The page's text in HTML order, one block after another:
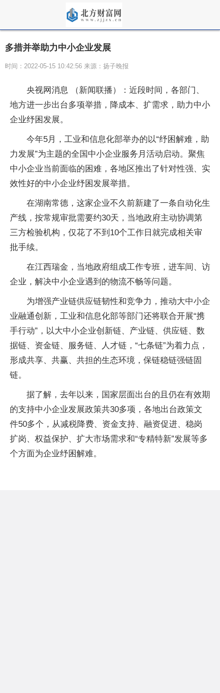
多措并举助力中小企业发展
时间：2022-05-15 10:42:56 来源：扬子晚报
央视网消息 （新闻联播）：近段时间，各部门、
地方进一步出台多项举措，降成本、扩需求，助力中小
企业纾困发展。
今年5月，工业和信息化部举办的以“纾困解难，助
力发展”为主题的全国中小企业服务月活动启动。聚焦
中小企业当前面临的困难，各地区推出了针对性强、实
效性好的中小企业纾困发展举措。
在湖南常德，这家企业不久前新建了一条自动化生
产线，按常规审批需要约30天，当地政府主动协调第
三方检验机构，仅花了不到10个工作日就完成相关审
批手续。
在江西瑞金，当地政府组成工作专班，进车间、访
企业，解决中小企业遇到的物流不畅等问题。
为增强产业链供应链韧性和竞争力，推动大中小企
业融通创新，工业和信息化部等部门还将联合开展“携
手行动”，以大中小企业创新链、产业链、供应链、数
据链、资金链、服务链、人才链，“七条链”为着力点，
形成共享、共赢、共担的生态环境，保链稳链强链固
链。
据了解，去年以来，国家层面出台的且仍在有效期
的支持中小企业发展政策共30多项，各地出台政策文
件50多个，从减税降费、资金支持、融资促进、稳岗
扩岗、权益保护、扩大市场需求和“专精特新”发展等多
个方面为企业纾困解难。